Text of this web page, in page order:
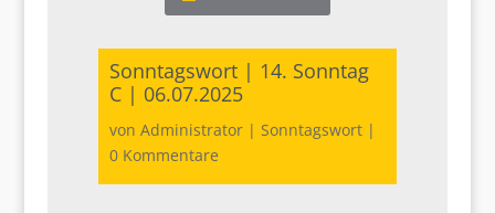
Sonntagswort | 14. Sonntag
C | 06.07.2025
von Administrator| Sonntagswort|
0 Kommentare